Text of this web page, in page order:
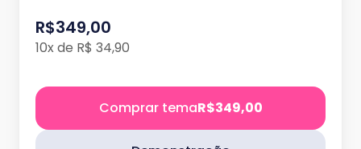
R$349,00
10x de R$ 34,90
Comprar temaR$349,00